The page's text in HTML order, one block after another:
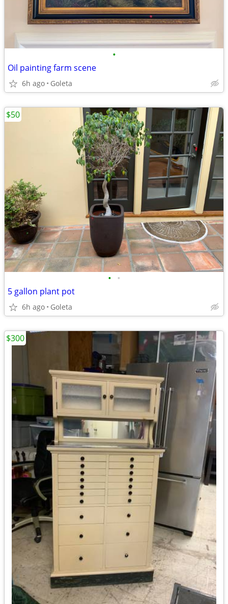
•
Oil painting farm scene
6h ago Goleta
• •
5 gallon plant pot
6h ago Goleta
$50
$300